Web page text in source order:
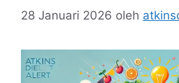
28 Januari 2026 oleh